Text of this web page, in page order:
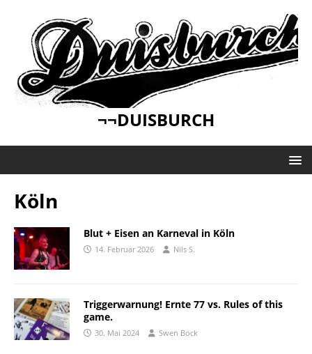
¬¬DUISBURCH
Köln
Blut + Eisen an Karneval in Köln
14. Februar 2026 Nils S.
Triggerwarnung! Ernte 77 vs. Rules of this
game.
30. Mai 2024 Swen Bock